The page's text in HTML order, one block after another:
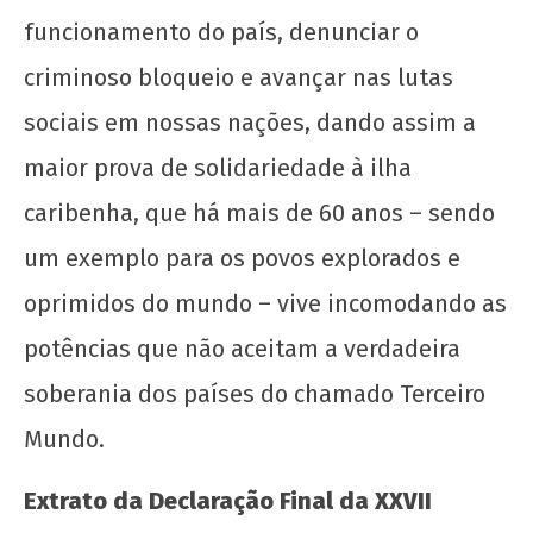
funcionamento do país, denunciar o
criminoso bloqueio e avançar nas lutas
sociais em nossas nações, dando assim a
maior prova de solidariedade à ilha
caribenha, que há mais de 60 anos – sendo
um exemplo para os povos explorados e
oprimidos do mundo – vive incomodando as
potências que não aceitam a verdadeira
soberania dos países do chamado Terceiro
Mundo.
Extrato da Declaração Final da XXVII